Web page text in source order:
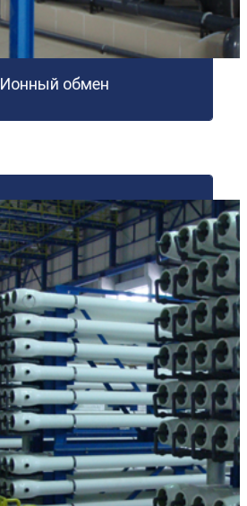
Ионный обмен
ПОДРОБНЕЕ